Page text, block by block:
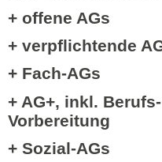
+ offene AGs
+ verpflichtende
+ Fach-AGs
+ AG+, inkl.
Vorbereitung
+ Sozial-AGs